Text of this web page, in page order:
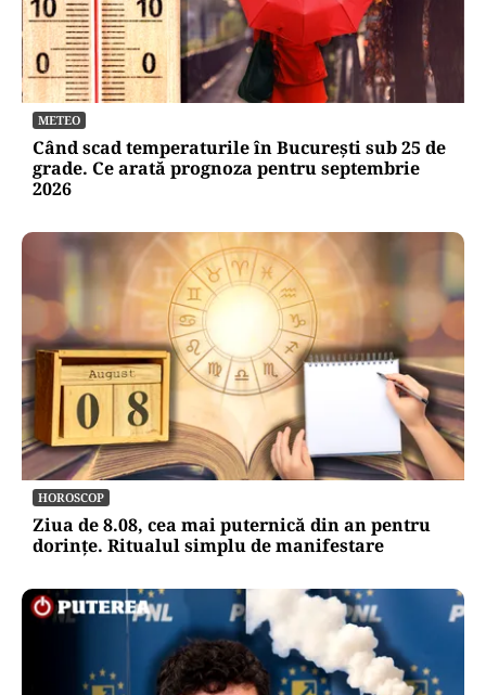
METEO
Când scad temperaturile în București sub 25 de
grade. Ce arată prognoza pentru septembrie
2026
HOROSCOP
Ziua de 8.08, cea mai puternică din an pentru
dorințe. Ritualul simplu de manifestare